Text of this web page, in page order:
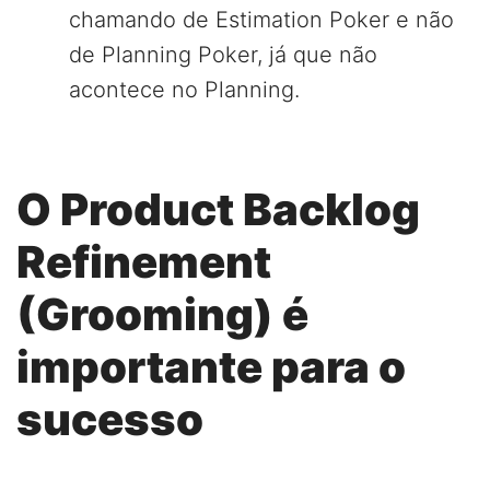
chamando de Estimation Poker e não
de Planning Poker, já que não
acontece no Planning.
O Product Backlog
Refinement
(Grooming) é
importante para o
sucesso